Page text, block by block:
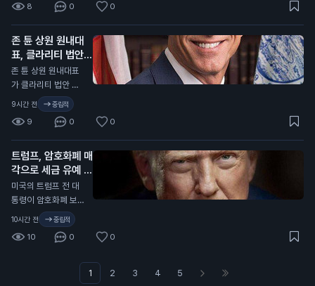
은 이 법안이 미국에
스템 발전에 중요한
시험대가 될 것이라고
말합니다. 이 뉴스는
비트코인과 같은 가상
자산의 규제가 어떻게
이루어질지에 대한 불
확실성을 보여줍니다.
향을 주의 깊게 살펴
봐야 합니다.
취임했다고 주장합니
다. 그녀는 아들의 유
산을 대표하는 법원으
로부터 권한을 부여받
았으며, 회사의 의결
권을 가지고 있다고
드 보드를 모든 직위
에서 해임하기 위한
다. 이 사건은 온도 파
이낸스의 경영권 분쟁
을 촉발하고 있습니
다. 일반 투자자에게
는 회사의 경영 안정
성과 주가에 영향을
미칠 수 있는 중요한
는 이날 기자들과의
인터뷰에서 "전쟁이
곧 끝날 것이라고 생
각한다. 그들은 더 이
상 버틸 수 없을 것"이
라고 말했습니다. 트
럼프 대통령은 이란과
의 협상이 잘 진행되
고 있으며, 호르무즈
해협을 재개방하는 합
의가 가까워지고 있다
고 덧붙였습니다. 그
는 미국 군대가 이란
의 군사력을 약화시키
이상 저항할 수 없을
것이라고 주장했습니
투자자에게 중요한 의
8 0 0
존 튠 상원 원내대
표, 클라리티 법안
투표 연기 발표
존 튠 상원 원내대표
가 클라리티 법안 투
표가 9월로 연기됐다
고 확인했습니다. 이
소식은 정치 전문 매
체인 폴리티코를 통해
전해졌습니다. 클라리
티 법안은 가상자산
규제와 관련된 법안으
로, 상원에서의 투표
가 예정되어 있었습니
다. 하지만 튠 원내대
표는 이번 주 투표가
통과되면 하원으로 넘
9시간 전 중립적
9 0 0
트럼프, 암호화폐 매
각으로 세금 유예 가
능성
N
미국의 트럼프 전 대
통령이 암호화폐 보유
자산을 매각하면 세금
유예 혜택을 받을 수
있다고 블룸버그가 보
10시간 전 중립적
10 0 0
1 2 3 4 5